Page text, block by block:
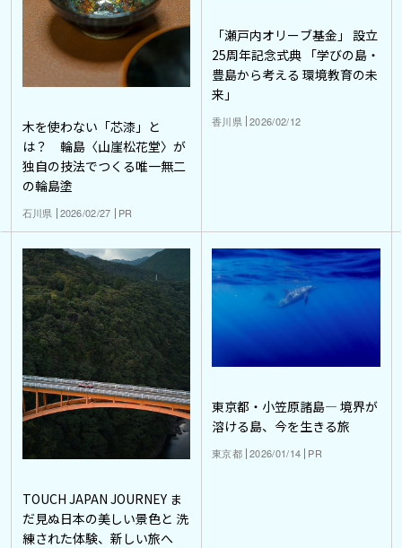
木を使わない「芯漆」と
は？ 輪島〈山崖松花堂〉が
独自の技法でつくる唯一無二
の輪島塗
石川県 2026/02/27 PR
「瀬戸内オリーブ基金」 設立
25周年記念式典 「学びの島・
豊島から考える 環境教育の未
来」
香川県 2026/02/12
TOUCH JAPAN JOURNEY ま
だ見ぬ日本の美しい景色と 洗
練された体験、新しい旅へ
東京都・小笠原諸島― 境界が
溶ける島、今を生きる旅
東京都 2026/01/14 PR